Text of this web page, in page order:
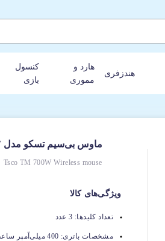
هندزفری
هارد و
مموری
کنسول
بازی
ماوس بی‌سیم تسکو مدل TM 700W
Tsco TM 700W Wireless mouse
ویژگی‌های کالا
تعداد کلیدها: 3 عدد
مشخصات باتری: 400 میلی‌آمپر ساعت